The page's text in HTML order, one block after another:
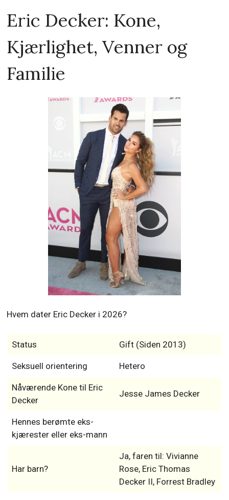
Eric Decker: Kone,
Kjærlighet, Venner og
Familie
Hvem dater Eric Decker i 2026?
Status Gift (Siden 2013)
Seksuell orientering Hetero
Nåværende Kone til Eric
Decker
Jesse James Decker
Hennes berømte eks-
kjærester eller eks-mann
Har barn?
Ja, faren til: Vivianne
Rose, Eric Thomas
Decker II, Forrest Bradley